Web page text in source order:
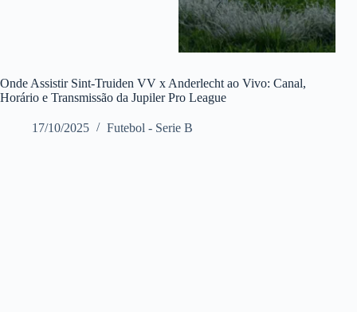
Onde Assistir Sint-Truiden VV x Anderlecht ao Vivo: Canal,
Horário e Transmissão da Jupiler Pro League
17/10/2025 Futebol - Serie B